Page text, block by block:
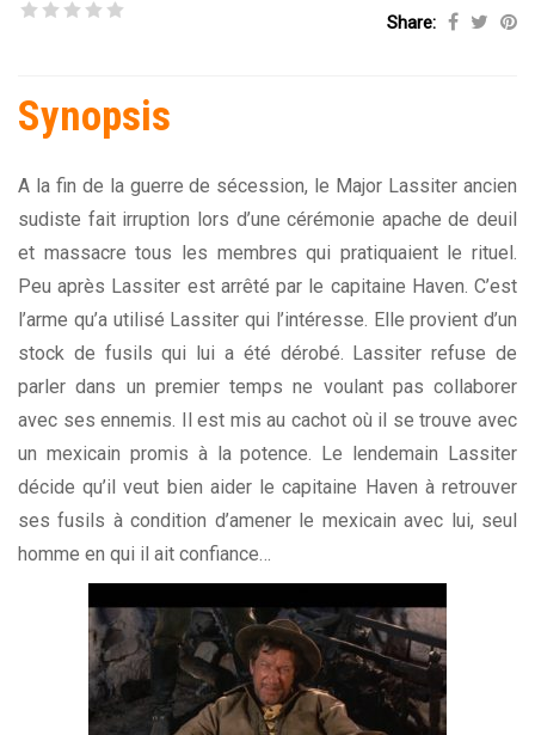
Share:
Synopsis
A la fin de la guerre de sécession, le Major Lassiter ancien
sudiste fait irruption lors d’une cérémonie apache de deuil
et massacre tous les membres qui pratiquaient le rituel.
Peu après Lassiter est arrêté par le capitaine Haven. C’est
l’arme qu’a utilisé Lassiter qui l’intéresse. Elle provient d’un
stock de fusils qui lui a été dérobé. Lassiter refuse de
parler dans un premier temps ne voulant pas collaborer
avec ses ennemis. Il est mis au cachot où il se trouve avec
un mexicain promis à la potence. Le lendemain Lassiter
décide qu’il veut bien aider le capitaine Haven à retrouver
ses fusils à condition d’amener le mexicain avec lui, seul
homme en qui il ait confiance…